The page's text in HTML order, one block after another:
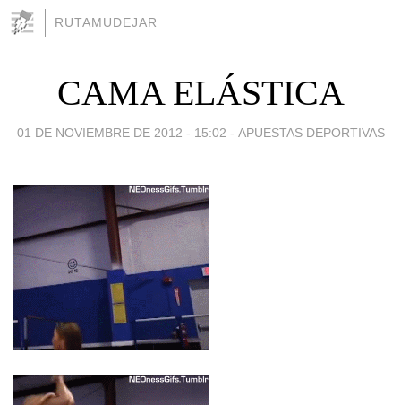
RUTAMUDEJAR
CAMA ELÁSTICA
01 DE NOVIEMBRE DE 2012 - 15:02 - APUESTAS DEPORTIVAS